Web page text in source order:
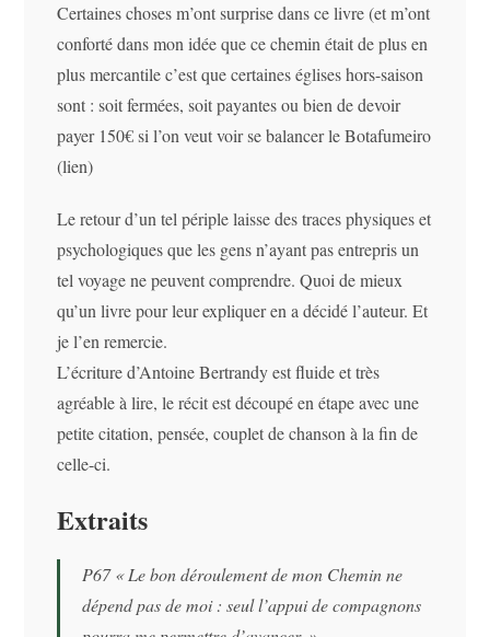
Certaines choses m’ont surprise dans ce livre (et m’ont
conforté dans mon idée que ce chemin était de plus en
plus mercantile c’est que certaines églises hors-saison
sont : soit fermées, soit payantes ou bien de devoir
payer 150€ si l’on veut voir se balancer le Botafumeiro
(lien)
Le retour d’un tel périple laisse des traces physiques et
psychologiques que les gens n’ayant pas entrepris un
tel voyage ne peuvent comprendre. Quoi de mieux
qu’un livre pour leur expliquer en a décidé l’auteur. Et
je l’en remercie.
L’écriture d’Antoine Bertrandy est fluide et très
agréable à lire, le récit est découpé en étape avec une
petite citation, pensée, couplet de chanson à la fin de
celle-ci.
Extraits
P67 «Le bon déroulement de mon Chemin ne
dépend pas de moi : seul l’appui de compagnons